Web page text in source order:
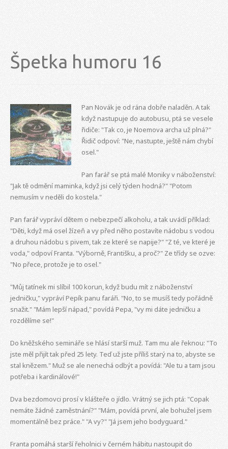
Špetka humoru 16
Pan Novák je od rána dobře naladěn. A tak
když nastupuje do autobusu, ptá se vesele
řidiče: "Tak co, je Noemova archa už plná?"
Řidič odpoví: "Ne, nastupte, ještě nám chybí
osel."
Pan farář se ptá malé Moniky v náboženství:
"Jak tě odmění maminka, když jsi celý týden hodná?" "Potom
nemusím v neděli do kostela."
Pan farář vypráví dětem o nebezpečí alkoholu, a tak uvádí příklad:
"Děti, když má osel žízeň a vy před něho postavíte nádobu s vodou
a druhou nádobu s pivem, tak ze které se napije?" "Z té, ve které je
voda," odpoví Franta. "Výborně, Františku, a proč?" Ze třídy se ozve:
"No přece, protože je to osel."
"Můj tatínek mi slíbil 100 korun, když budu mít z náboženství
jedničku," vypráví Pepík panu faráři. "No, to se musíš tedy pořádně
snažit." "Mám lepší nápad," povídá Pepa, "vy mi dáte jedničku a
rozdělíme se!"
Do kněžského semináře se hlásí starší muž. Tam mu ale řeknou: "To
jste měl přijít tak před 25 lety. Teď už jste příliš starý na to, abyste se
stal knězem." Muž se ale nenechá odbýt a povídá: "Ale tu a tam jsou
potřeba i kardinálové!"
Dva bezdomovci prosí v klášteře o jídlo. Vrátný se jich ptá: "Copak
nemáte žádné zaměstnání?" "Mám, povídá první, ale bohužel jsem
momentálně bez práce." "A vy?" "Já jsem jeho bodyguard."
Franta pomáhá starší řeholnici v černém hábitu nastoupit do